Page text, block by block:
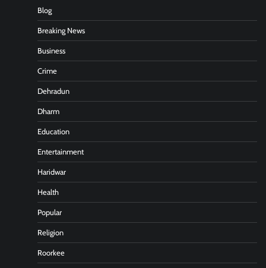
Blog
Breaking News
Business
Crime
Dehradun
Dharm
Education
Entertainment
Haridwar
Health
Popular
Religion
Roorkee